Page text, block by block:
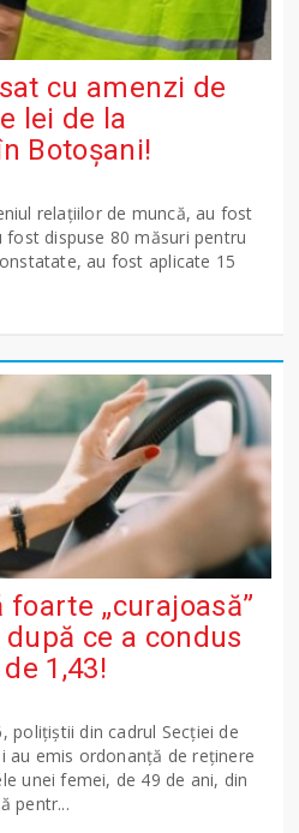
cu amenzi de
lei de la
Botoșani!
relațiilor de muncă, au fost
dispuse 80 măsuri pentru
au fost aplicate 15
foarte „curajoasă”
ce a condus
1,43!
polițiștii din cadrul Secției de
au emis ordonanță de reținere
unei femei, de 49 de ani, din
pentr...